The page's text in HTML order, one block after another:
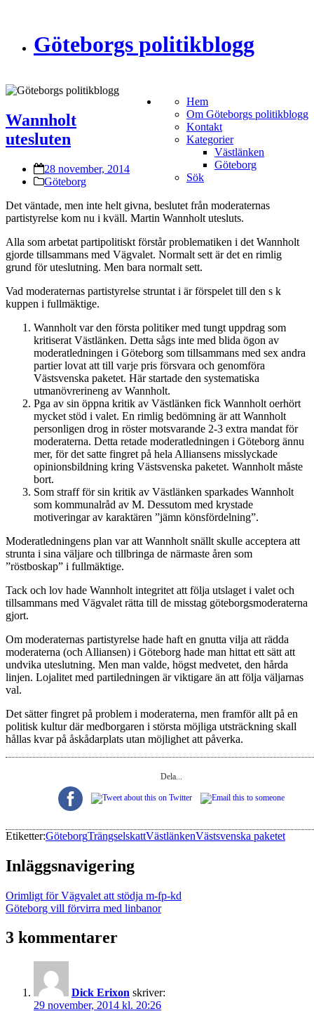
Göteborgs politikblogg
Hem
Om Göteborgs politikblogg
Kontakt
Kategorier
Västlänken
Göteborg
Sök
Wannholt
utesluten
28 november, 2014
Göteborg
Det väntade, men inte helt givna, beslutet från moderaternas
partistyrelse kom nu i kväll. Martin Wannholt utesluts.
Alla som arbetat partipolitiskt förstår problematiken i det Wannholt
gjorde tillsammans med Vägvalet. Normalt sett är det en rimlig
grund för uteslutning. Men bara normalt sett.
Vad moderaternas partistyrelse struntat i är förspelet till den s k
kuppen i fullmäktige.
Wannholt var den första politiker med tungt uppdrag som
kritiserat Västlänken. Detta sågs inte med blida ögon av
moderatledningen i Göteborg som tillsammans med sex andra
partier lovat att till varje pris försvara och genomföra
Västsvenska paketet. Här startade den systematiska
utmanövrerineng av Wannholt.
Pga av sin öppna kritik av Västlänken fick Wannholt oerhört
mycket stöd i valet. En rimlig bedömning är att Wannholt
personligen drog in röster motsvarande 2-3 extra mandat för
moderaterna. Detta retade moderatledningen i Göteborg ännu
mer, för det satte fingret på hela Alliansens misslyckade
opinionsbildning kring Västsvenska paketet. Wannholt måste
bort.
Som straff för sin kritik av Västlänken sparkades Wannholt
som kommunalråd av M. Dessutom med krystade
motiveringar av karaktären ”jämn könsfördelning”.
Moderatledningens plan var att Wannholt snällt skulle acceptera att
strunta i sina väljare och tillbringa de närmaste åren som
”röstboskap” i fullmäktige.
Tack och lov hade Wannholt integritet att följa utslaget i valet och
tillsammans med Vägvalet rätta till de misstag göteborgsmoderaterna
gjort.
Om moderaternas partistyrelse hade haft en gnutta vilja att rädda
moderaterna (och Alliansen) i Göteborg hade man hittat ett sätt att
undvika uteslutning. Men man valde, högst medvetet, den hårda
linjen. Lojalitet med partiledningen är viktigare än att följa väljarnas
val.
Det sätter fingret på problem i moderaterna, men framför allt på en
politisk kultur där medborgaren i största möjliga utsträckning skall
hållas kvar på åskådarplats utan möjlighet att påverka.
Dela...
Etiketter:GöteborgTrängselskattVästlänkenVästsvenska paketet
Inläggsnavigering
Orimligt för Vägvalet att stödja m-fp-kd
Göteborg vill förvirra med linbanor
3 kommentarer
Dick Erixon skriver:
29 november, 2014 kl. 20:26